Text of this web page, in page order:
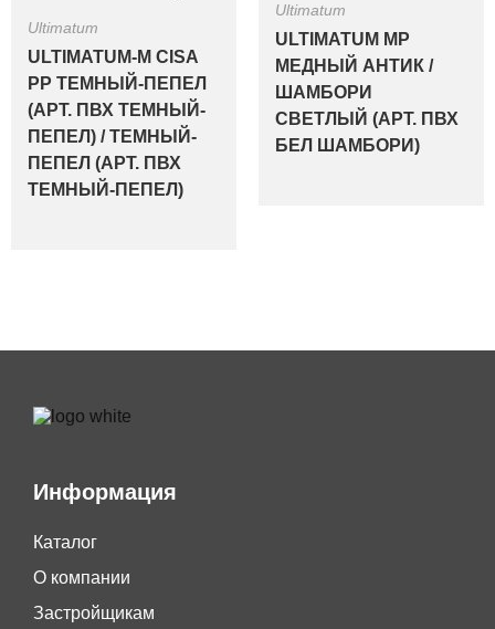
Ultimatum
ULTIMATUM-M CISA
PP ТЕМНЫЙ-ПЕПЕЛ
(АРТ. ПВХ ТЕМНЫЙ-
ПЕПЕЛ) / ТЕМНЫЙ-
ПЕПЕЛ (АРТ. ПВХ
ТЕМНЫЙ-ПЕПЕЛ)
Ultimatum
ULTIMATUM MP
МЕДНЫЙ АНТИК /
ШАМБОРИ
СВЕТЛЫЙ (АРТ. ПВХ
БЕЛ ШАМБОРИ)
Информация
Каталог
О компании
Застройщикам